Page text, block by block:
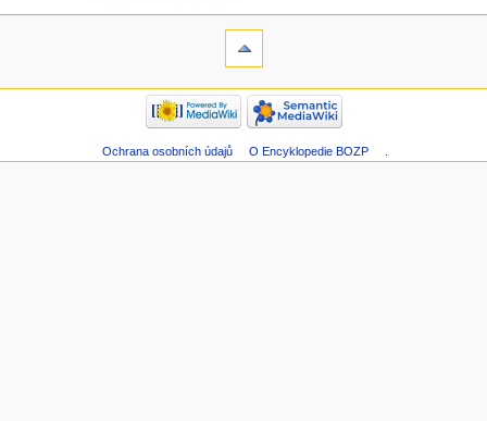
Ochrana osobních údajů O Encyklopedie BOZP